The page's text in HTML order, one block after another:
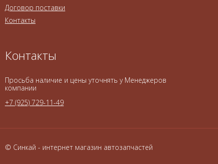
Договор поставки
Контакты
Контакты
Просьба наличие и цены уточнять у Менеджеров
компании
+7 (925) 729-11-49
© Синкай - интернет магазин автозапчастей